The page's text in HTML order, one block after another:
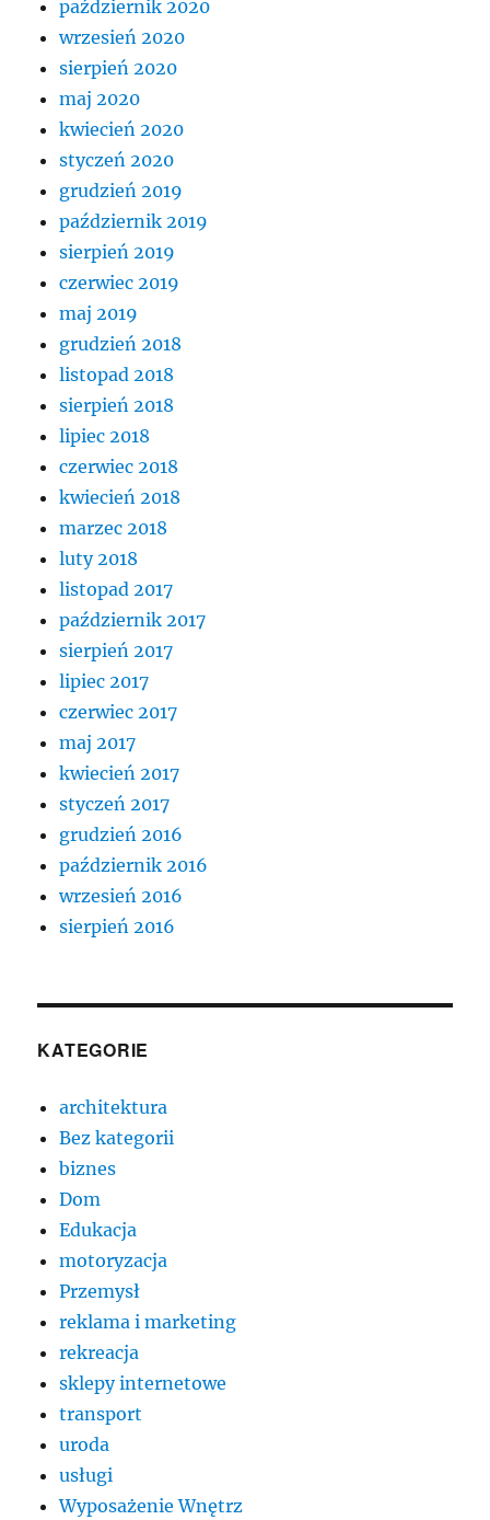
październik 2020
wrzesień 2020
sierpień 2020
maj 2020
kwiecień 2020
styczeń 2020
grudzień 2019
październik 2019
sierpień 2019
czerwiec 2019
maj 2019
grudzień 2018
listopad 2018
sierpień 2018
lipiec 2018
czerwiec 2018
kwiecień 2018
marzec 2018
luty 2018
listopad 2017
październik 2017
sierpień 2017
lipiec 2017
czerwiec 2017
maj 2017
kwiecień 2017
styczeń 2017
grudzień 2016
październik 2016
wrzesień 2016
sierpień 2016
KATEGORIE
architektura
Bez kategorii
biznes
Dom
Edukacja
motoryzacja
Przemysł
reklama i marketing
rekreacja
sklepy internetowe
transport
uroda
usługi
Wyposażenie Wnętrz